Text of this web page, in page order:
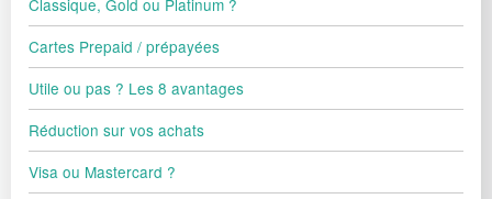
Classique, Gold ou Platinum ?
Cartes Prepaid / prépayées
Utile ou pas ? Les 8 avantages
Réduction sur vos achats
Visa ou Mastercard ?